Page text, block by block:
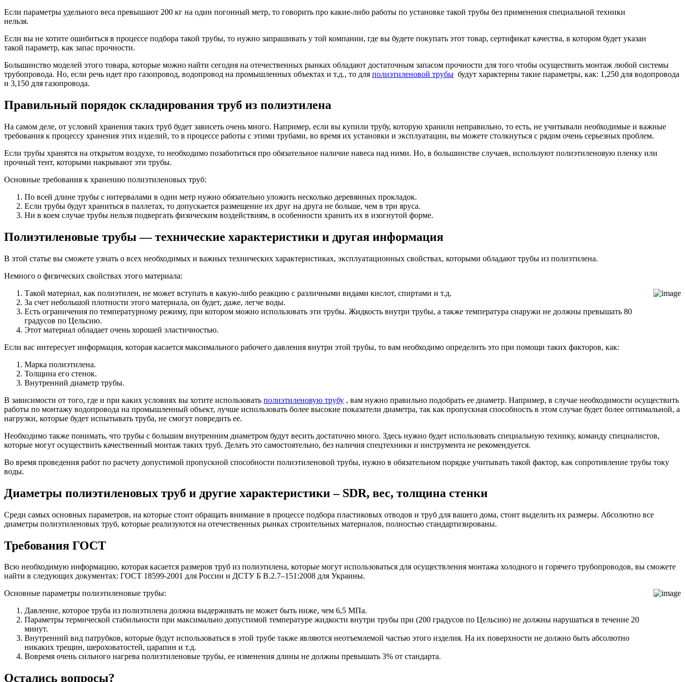
Если параметры удельного веса превышают 200 кг на один погонный метр, то говорить про какие-либо работы по установке такой трубы без применения специальной техники
нельзя.
Если вы не хотите ошибиться в процессе подбора такой трубы, то нужно запрашивать у той компании, где вы будете покупать этот товар, сертификат качества, в котором будет указан
такой параметр, как запас прочности.
Большинство моделей этого товара, которые можно найти сегодня на отечественных рынках обладают достаточным запасом прочности для того чтобы осуществить монтаж любой системы
трубопровода. Но, если речь идет про газопровод, водопровод на промышленных объектах и т.д., то для полиэтиленовой трубы будут характерны такие параметры, как: 1,250 для водопровода
и 3,150 для газопровода.
Правильный порядок складирования труб из полиэтилена
На самом деле, от условий хранения таких труб будет зависеть очень много. Например, если вы купили трубу, которую хранили неправильно, то есть, не учитывали необходимые и важные
требования к процессу хранения этих изделий, то в процессе работы с этими трубами, во время их установки и эксплуатации, вы можете столкнуться с рядом очень серьезных проблем.
Если трубы хранятся на открытом воздухе, то необходимо позаботиться про обязательное наличие навеса над ними. Но, в большинстве случаев, используют полиэтиленовую пленку или
прочный тент, которыми накрывают эти трубы.
Основные требования к хранению полиэтиленовых труб:
По всей длине трубы с интервалами в один метр нужно обязательно уложить несколько деревянных прокладок.
Если трубы будут храниться в паллетах, то допускается размещение их друг на друга не больше, чем в три яруса.
Ни в коем случае трубы нельзя подвергать физическим воздействиям, в особенности хранить их в изогнутой форме.
Полиэтиленовые трубы — технические характеристики и другая информация
В этой статье вы сможете узнать о всех необходимых и важных технических характеристиках, эксплуатационных свойствах, которыми обладают трубы из полиэтилена.
Немного о физических свойствах этого материала:
Такой материал, как полиэтилен, не может вступать в какую-либо реакцию с различными видами кислот, спиртами и т.д.
За счет небольшой плотности этого материала, он будет, даже, легче воды.
Есть ограничения по температурному режиму, при котором можно использовать эти трубы. Жидкость внутри трубы, а также температура снаружи не должны превышать 80
градусов по Цельсию.
Этот материал обладает очень хорошей эластичностью.
Если вас интересует информация, которая касается максимального рабочего давления внутри этой трубы, то вам необходимо определить это при помощи таких факторов, как:
Марка полиэтилена.
Толщина его стенок.
Внутренний диаметр трубы.
В зависимости от того, где и при каких условиях вы хотите использовать полиэтиленовую трубу , вам нужно правильно подобрать ее диаметр. Например, в случае необходимости осуществить
работы по монтажу водопровода на промышленный объект, лучше использовать более высокие показатели диаметра, так как пропускная способность в этом случае будет более оптимальной, а
нагрузки, которые будет испытывать труба, не смогут повредить ее.
Необходимо также понимать, что трубы с большим внутренним диаметром будут весить достаточно много. Здесь нужно будет использовать специальную технику, команду специалистов,
которые могут осуществить качественный монтаж таких труб. Делать это самостоятельно, без наличия спецтехники и инструмента не рекомендуется.
Во время проведения работ по расчету допустимой пропускной способности полиэтиленовой трубы, нужно в обязательном порядке учитывать такой фактор, как сопротивление трубы току
воды.
Диаметры полиэтиленовых труб и другие характеристики – SDR, вес, толщина стенки
Среди самых основных параметров, на которые стоит обращать внимание в процессе подбора пластиковых отводов и труб для вашего дома, стоит выделить их размеры. Абсолютно все
диаметры полиэтиленовых труб, которые реализуются на отечественных рынках строительных материалов, полностью стандартизированы.
Требования ГОСТ
Всю необходимую информацию, которая касается размеров труб из полиэтилена, которые могут использоваться для осуществления монтажа холодного и горячего трубопроводов, вы сможете
найти в следующих документах: ГОСТ 18599-2001 для России и ДСТУ Б В.2.7–151:2008 для Украины.
Основные параметры полиэтиленовые трубы:
Давление, которое труба из полиэтилена должна выдерживать не может быть ниже, чем 6,5 МПа.
Параметры термической стабильности при максимально допустимой температуре жидкости внутри трубы при (200 градусов по Цельсию) не должны нарушаться в течение 20
минут.
Внутренний вид патрубков, которые будут использоваться в этой трубе также являются неотъемлемой частью этого изделия. На их поверхности не должно быть абсолютно
никаких трещин, шероховатостей, царапин и т.д.
Вовремя очень сильного нагрева полиэтиленовые трубы, ее изменения длины не должны превышать 3% от стандарта.
Остались вопросы?